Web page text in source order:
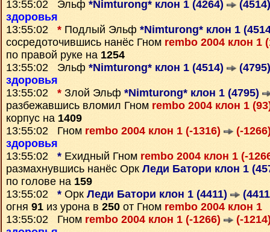
13:55:02 Эльф *Nimturong* клон 1 (4264)
(4514)
здоровья
13:55:02 * Подлый Эльф *Nimturong* клон 1
сосредоточившись нанёс Гном rembo 2004 клон 1
по правой руке на 1254
13:55:02 Эльф *Nimturong* клон 1 (4514)
(4795)
здоровья
13:55:02 * Злой Эльф *Nimturong* клон 1 (4795)
разбежавшись вломил Гном rembo 2004 клон 1
корпус на 1409
13:55:02 Гном rembo 2004 клон 1 (-1316)
(-
здоровья
13:55:02 * Ехидный Гном rembo 2004 клон 1 (-
размахнувшись нанёс Орк Леди Батори клон 1
по голове на 159
13:55:02 * Орк Леди Батори клон 1 (4411)
огня 91 из урона в 250 от Гном rembo 2004 клон 1
13:55:02 Гном rembo 2004 клон 1 (-1266)
(-